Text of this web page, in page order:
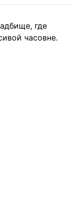
где
часовне.